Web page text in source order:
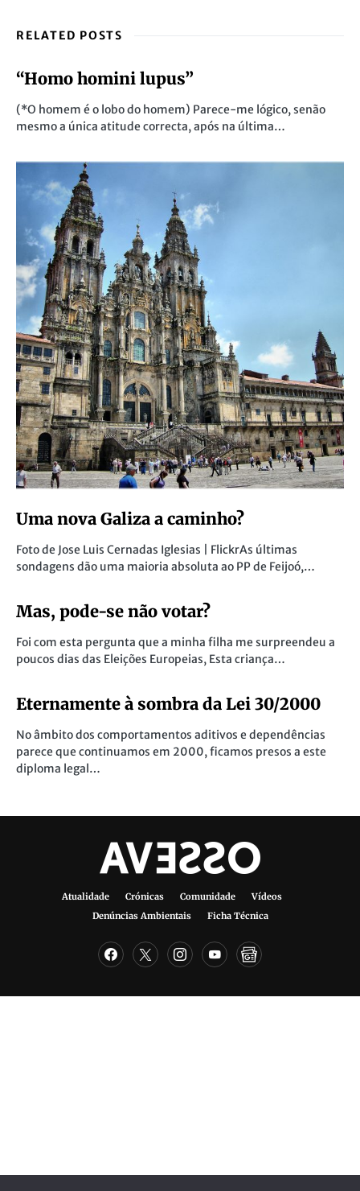
RELATED POSTS
“Homo homini lupus”
(*O homem é o lobo do homem) Parece-me lógico, senão
mesmo a única atitude correcta, após na última…
Uma nova Galiza a caminho?
Foto de Jose Luis Cernadas Iglesias | FlickrAs últimas
sondagens dão uma maioria absoluta ao PP de Feijoó,…
Mas, pode-se não votar?
Foi com esta pergunta que a minha filha me surpreendeu a
poucos dias das Eleições Europeias, Esta criança…
Eternamente à sombra da Lei 30/2000
No âmbito dos comportamentos aditivos e dependências
parece que continuamos em 2000, ficamos presos a este
diploma legal…
Atualidade Crónicas Comunidade
Vídeos
Denúncias Ambientais
Ficha Técnica